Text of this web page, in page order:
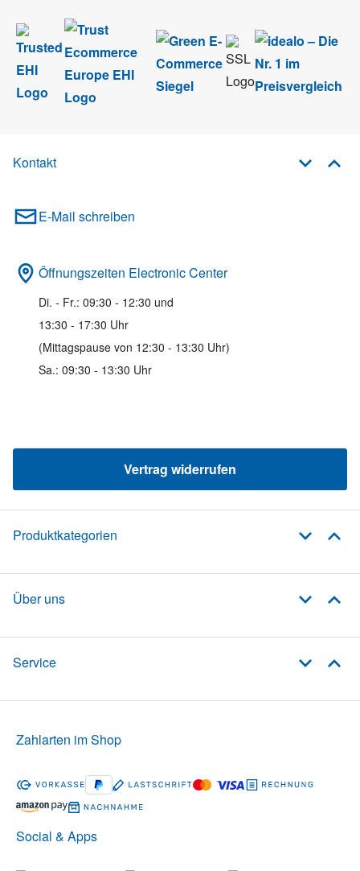
Kontakt
E-Mail schreiben
Öffnungszeiten Electronic Center
Di. - Fr.: 09:30 - 12:30 und
13:30 - 17:30 Uhr
(Mittagspause von 12:30 - 13:30 Uhr)
Sa.: 09:30 - 13:30 Uhr
Vertrag widerrufen
Produktkategorien
Über uns
Service
Social & Apps
Zahlarten im Shop